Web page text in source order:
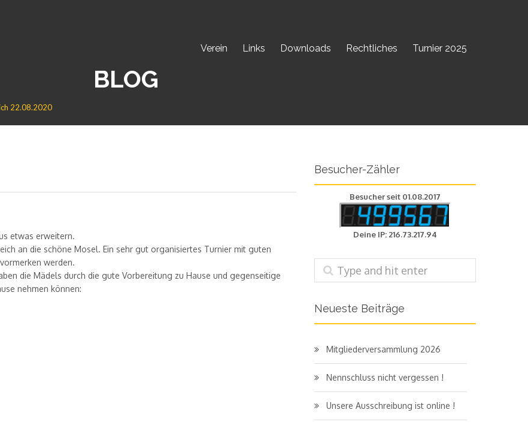
Verein Links Downloads Rechtliches Turnier 2025
BLOG
22.08.2020
etwas erweitern.
an die schöne Mosel. Ein sehr gut organisiertes Turnier mit guten
werden.
die Mädels durch die gute Vorbereitung zu Hause und gegenseitige
nehmen können:
Besucher-Zähler
Besucher seit 01.08.2017
Deine IP: 216.73.217.94
Neueste Beiträge
Mitgliederversammlung 2026
Nennschluss nicht vergessen !
Unsere Ausschreibung ist online !